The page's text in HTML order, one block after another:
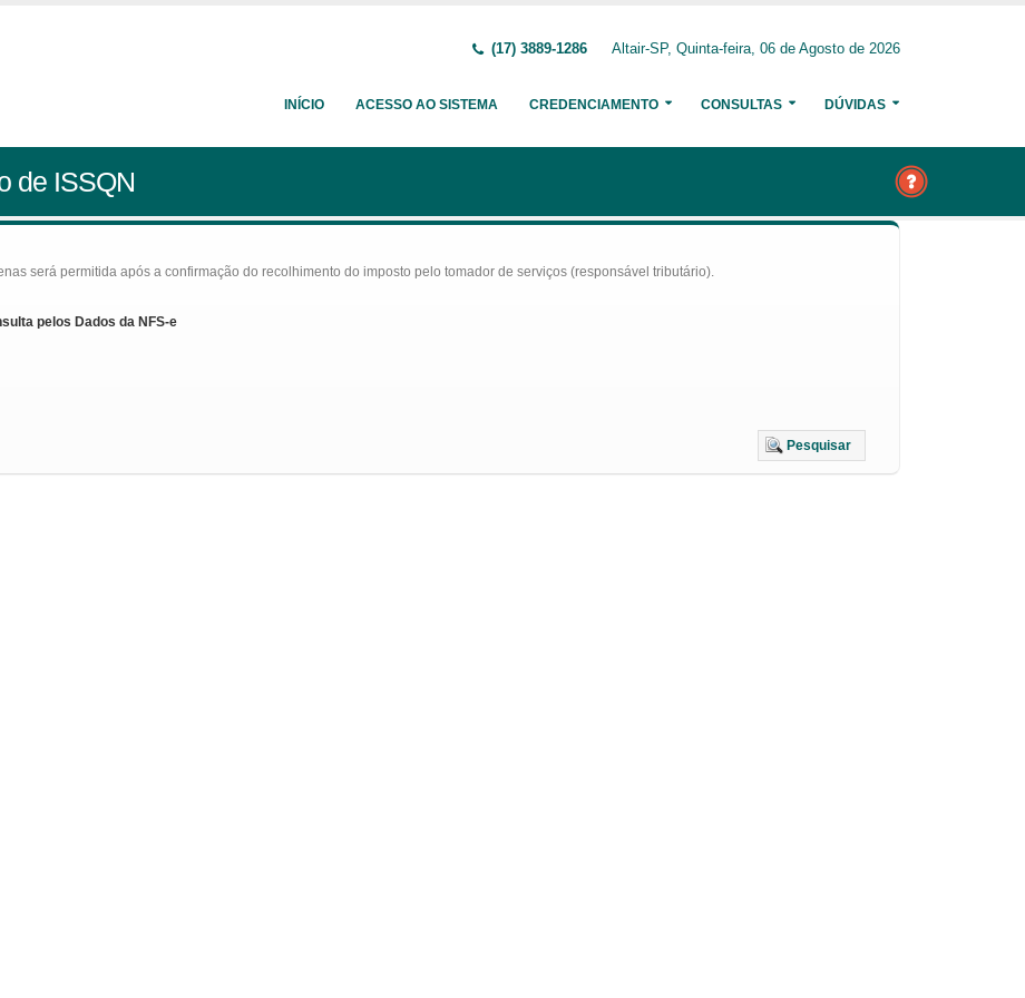
(17) 3889-1286 Altair-SP, Quinta-feira, 06 de Agosto de 2026
INÍCIO ACESSO AO SISTEMA CREDENCIAMENTO CONSULTAS DÚVIDAS
de ISSQN
será permitida após a confirmação do recolhimento do imposto pelo tomador de serviços (responsável tributário).
pelos Dados da NFS-e
Pesquisar